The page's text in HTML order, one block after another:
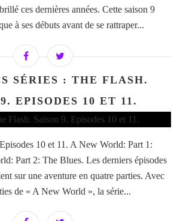
ces dernières années. Cette saison 9
à ses débuts avant de se rattraper...
SÉRIES : THE FLASH.
EPISODES 10 ET 11.
10 et 11. A New World: Part 1:
Part 2: The Blues. Les derniers épisodes
sur une aventure en quatre parties. Avec
de « A New World », la série...